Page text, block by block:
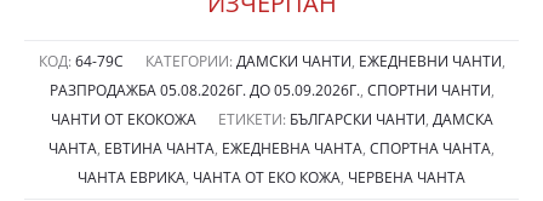
27.00лв.
(13.80
€).
КОД: 64-79С КАТЕГОРИИ: ДАМСКИ ЧАНТИ, ЕЖЕДНЕВНИ ЧАНТИ,
РАЗПРОДАЖБА 05.08.2026Г. ДО 05.09.2026Г., СПОРТНИ ЧАНТИ,
ЧАНТИ ОТ ЕКОКОЖА
ЕТИКЕТИ: БЪЛГАРСКИ ЧАНТИ, ДАМСКА
ЧАНТА, ЕВТИНА ЧАНТА, ЕЖЕДНЕВНА ЧАНТА, СПОРТНА ЧАНТА,
ЧАНТА ЕВРИКА, ЧАНТА ОТ ЕКО КОЖА, ЧЕРВЕНА ЧАНТА